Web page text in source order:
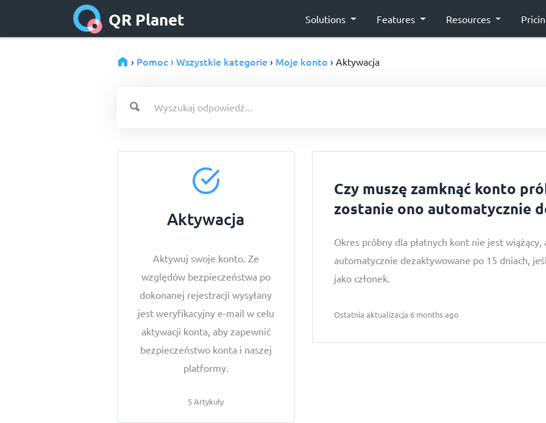
QR Planet Solutions Features Resources
› Pomoc › Wszystkie kategorie › Moje konto › Aktywacja
Aktywacja
Aktywuj swoje konto. Ze
względów bezpieczeństwa po
dokonanej rejestracji wysyłany
jest weryfikacyjny e-mail w celu
aktywacji konta, aby zapewnić
bezpieczeństwo konta i naszej
platformy.
5 Artykuły
Czy muszę zamknąć konto
zostanie ono automatycznie
Okres próbny dla płatnych kont nie jest
automatycznie dezaktywowane po 15 dniach,
jako członek.
Ostatnia aktualizacja 6 months ago